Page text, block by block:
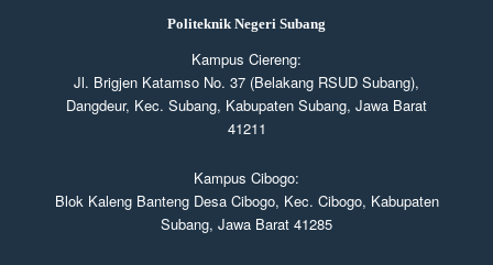
Politeknik Negeri Subang
Kampus Ciereng:
Jl. Brigjen Katamso No. 37 (Belakang RSUD Subang),
Dangdeur, Kec. Subang, Kabupaten Subang, Jawa Barat
41211
Kampus Cibogo:
Blok Kaleng Banteng Desa Cibogo, Kec. Cibogo, Kabupaten
Subang, Jawa Barat 41285